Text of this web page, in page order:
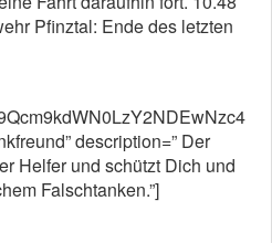
Pfinztal: Ende des letzten
description=” Der
Helfer und schützt Dich und
Falschtanken.”]